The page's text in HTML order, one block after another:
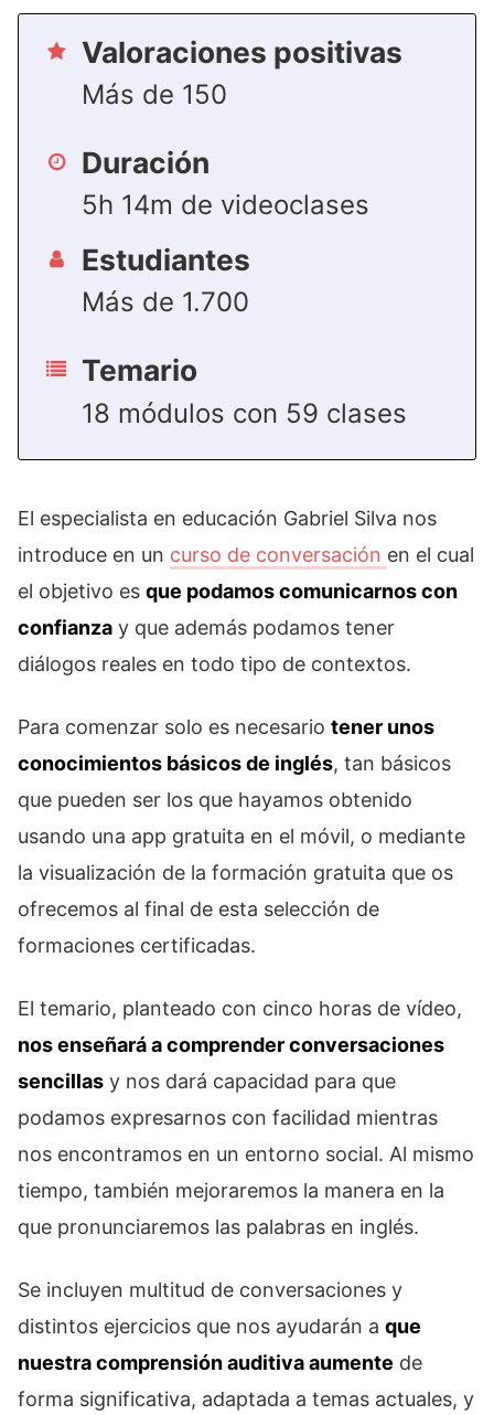
Valoraciones positivas
Más de 150
Duración
5h 14m de videoclases
Estudiantes
Más de 1.700
Temario
18 módulos con 59 clases
El especialista en educación Gabriel Silva nos
introduce en un curso de conversación en el cual
el objetivo es que podamos comunicarnos con
confianza y que además podamos tener
diálogos reales en todo tipo de contextos.
Para comenzar solo es necesario tener unos
conocimientos básicos de inglés, tan básicos
que pueden ser los que hayamos obtenido
usando una app gratuita en el móvil, o mediante
la visualización de la formación gratuita que os
ofrecemos al final de esta selección de
formaciones certificadas.
El temario, planteado con cinco horas de vídeo,
nos enseñará a comprender conversaciones
sencillas y nos dará capacidad para que
podamos expresarnos con facilidad mientras
nos encontramos en un entorno social. Al mismo
tiempo, también mejoraremos la manera en la
que pronunciaremos las palabras en inglés.
Se incluyen multitud de conversaciones y
distintos ejercicios que nos ayudarán a que
nuestra comprensión auditiva aumente de
forma significativa, adaptada a temas actuales, y